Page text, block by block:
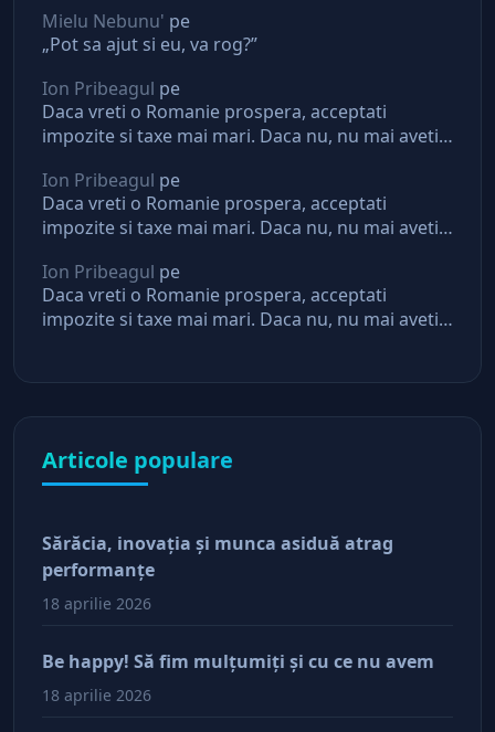
Mielu Nebunu' pe
„Pot sa ajut si eu, va rog?”
Ion Pribeagul pe
Daca vreti o Romanie prospera, acceptati
impozite si taxe mai mari. Daca nu, nu mai aveti
Ion Pribeagul pe
Daca vreti o Romanie prospera, acceptati
impozite si taxe mai mari. Daca nu, nu mai aveti
Ion Pribeagul pe
Daca vreti o Romanie prospera, acceptati
impozite si taxe mai mari. Daca nu, nu mai aveti
Articole populare
Sărăcia, inovaţia şi munca asiduă atrag
performanţe
18 aprilie 2026
Be happy! Să fim mulţumiţi şi cu ce nu avem
18 aprilie 2026